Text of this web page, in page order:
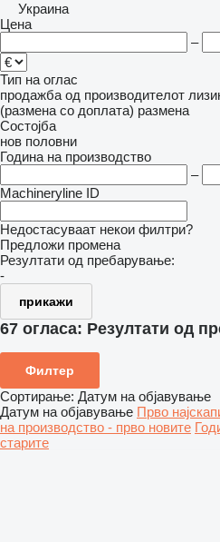
Украина
Цена
–
Тип на оглас
продажба од производителот
(размена со доплата) размена
Состојба
нов половни
Година на производство
–
Machineryline ID
Недостасуваат некои филтри?
Предложи промена
Резултати од пребарување:
-
прикажи
67 огласа: Резултати од
Филтер
Сортирање: Датум на објавување
Датум на објавување Прво
на производство - прво новите
старите